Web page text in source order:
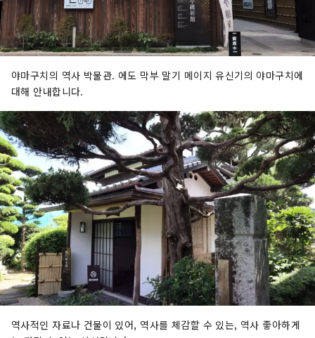
야마구치의 역사 박물관. 에도 막부 말기 메이지 유신기의 야마구치에
대해 안내합니다.
역사적인 자료나 건물이 있어, 역사를 체감할 수 있는, 역사 좋아하게